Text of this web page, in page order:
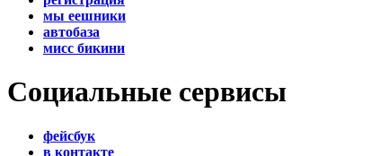
мы еешники
автобаза
мисс бикини
Социальные сервисы
фейсбук
в контакте